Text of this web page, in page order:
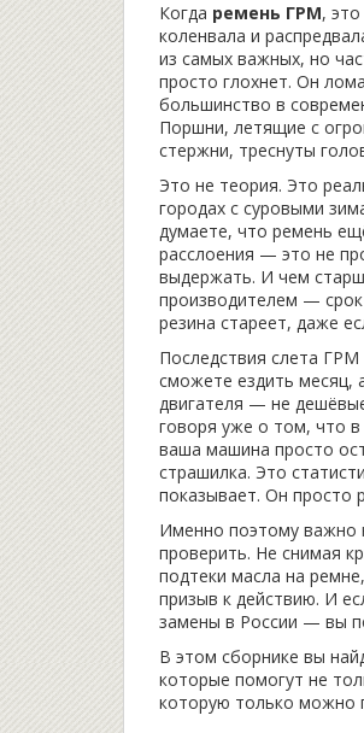
Когда ремень ГРМ,
коленвала и
из самых важных, но
просто глохнет. Он
большинство в
Поршни, летящие с
стержни, треснуты
Это не теория. Это
городах с суровыми
думаете, что ремень
расслоения — это не
выдержать. И чем
производителем —
резина стареет, даже
Последствия слета
сможете ездить месяц,
двигателя — не
говоря уже о том, что
ваша машина просто
страшилка. Это
показывает. Он просто
Именно поэтому важно
проверить. Не снимая
подтеки масла на
призыв к действию. И
замены в России — вы
В этом сборнике вы
которые помогут не
которую только можно